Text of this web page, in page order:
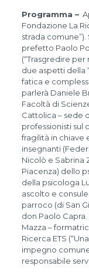
Programma –
Fondazione La
strada
prefetto Paolo
(“Trasgredire per
due aspetti della
fatica e
parlerà Daniele
Facoltà di
Cattolica – sede
professionisti sul
fragilità in chiave
insegnanti
Nicolò e Sabrina
Piacenza) dello
della psicologa
ascolto e
parroco (di San
don Paolo
Mazza –
Ricerca ETS
impegno
responsabile